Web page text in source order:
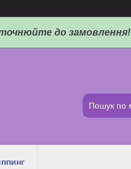
до замовлення!